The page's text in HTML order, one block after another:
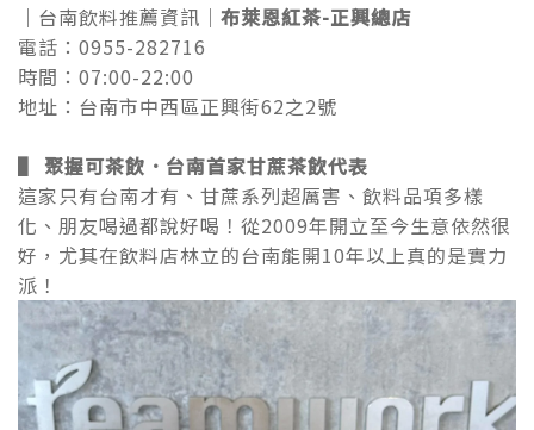
｜台南飲料推薦資訊｜ 布萊恩紅茶-正興總店
電話：0955-282716
時間：07:00-22:00
地址：台南市中西區正興街62之2號
▌ 聚握可茶飲．台南首家甘蔗茶飲代表
這家只有台南才有、甘蔗系列超厲害、飲料品項多樣
化、朋友喝過都說好喝！從2009年開立至今生意依然很
好，尤其在飲料店林立的台南能開10年以上真的是實力
派！